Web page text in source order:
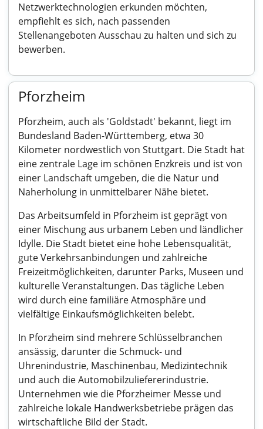
Netzwerktechnologien erkunden möchten,
empfiehlt es sich, nach passenden
Stellenangeboten Ausschau zu halten und sich zu
bewerben.
Pforzheim
Pforzheim, auch als 'Goldstadt' bekannt, liegt im
Bundesland Baden-Württemberg, etwa 30
Kilometer nordwestlich von Stuttgart. Die Stadt hat
eine zentrale Lage im schönen Enzkreis und ist von
einer Landschaft umgeben, die die Natur und
Naherholung in unmittelbarer Nähe bietet.
Das Arbeitsumfeld in Pforzheim ist geprägt von
einer Mischung aus urbanem Leben und ländlicher
Idylle. Die Stadt bietet eine hohe Lebensqualität,
gute Verkehrsanbindungen und zahlreiche
Freizeitmöglichkeiten, darunter Parks, Museen und
kulturelle Veranstaltungen. Das tägliche Leben
wird durch eine familiäre Atmosphäre und
vielfältige Einkaufsmöglichkeiten belebt.
In Pforzheim sind mehrere Schlüsselbranchen
ansässig, darunter die Schmuck- und
Uhrenindustrie, Maschinenbau, Medizintechnik
und auch die Automobilzuliefererindustrie.
Unternehmen wie die Pforzheimer Messe und
zahlreiche lokale Handwerksbetriebe prägen das
wirtschaftliche Bild der Stadt.